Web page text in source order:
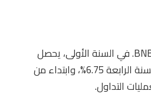
تقدم منصة بينانس جدولاً زمنياً للخصومات على الرسوم عندما يتم دفعها بواسطة عملة BNB. في السنة الأولى، يحصل
المستخدمون على خصم 50% على جميع الرسوم، السنة الثانية 25%، السنة الثالثة 12.5%، السنة الرابعة 6.75%، وابتداء من